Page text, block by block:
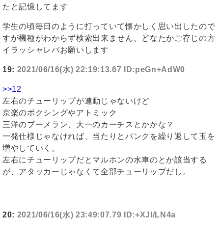
たと記憶してます
学生の頃毎日のように打っていて懐かしく思い出したので
すが機種がわからず検索出来ません。どなたかご存じの方
イラッシャレバお願いします
19: 2021/06/16(水) 22:19:13.67 ID:peGn+AdW0
>>12
左右のチューリップが連動じゃないけど
京楽のボクシングやアトミック
三洋のブーメラン、大一のカーチスとかかな？
一発仕様じゃなければ、当たりとパンクを繰り返して玉を
増やしていく。
左右にチューリップだとマルホンの水車のとか該当する
が、アタッカーじゃなくて全部チューリップだし。
20: 2021/06/16(水) 23:49:07.79 ID:+XJI/LN4a